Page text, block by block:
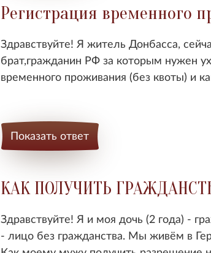
Регистрация временного
Здравствуйте! Я житель Донбасса,
брат,гражданин РФ за которым нужен
временного проживания (без квоты) и
Показать ответ
КАК ПОЛУЧИТЬ
Здравствуйте! Я и моя дочь (2 года) -
- лицо без гражданства. Мы живём в